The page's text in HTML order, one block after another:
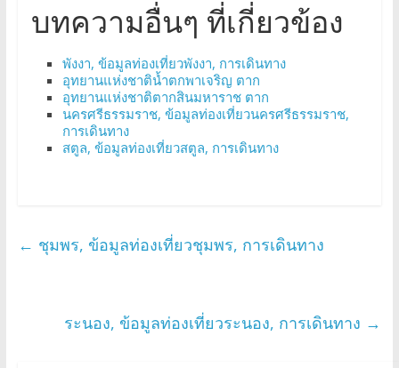
บทความอื่นๆ ที่เกี่ยวข้อง
พังงา, ข้อมูลท่องเที่ยวพังงา, การเดินทาง
อุทยานแห่งชาติน้ำตกพาเจริญ ตาก
อุทยานแห่งชาติตากสินมหาราช ตาก
นครศรีธรรมราช, ข้อมูลท่องเที่ยวนครศรีธรรมราช,
การเดินทาง
สตูล, ข้อมูลท่องเที่ยวสตูล, การเดินทาง
← ชุมพร, ข้อมูลท่องเที่ยวชุมพร, การเดินทาง
ระนอง, ข้อมูลท่องเที่ยวระนอง, การเดินทาง →